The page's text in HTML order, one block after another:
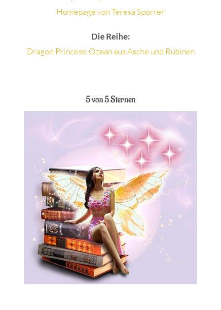
Homepage von Teresa Sporrer
Die Reihe:
Dragon Princess: Ozean aus Asche und Rubinen
5 von 5 Sternen